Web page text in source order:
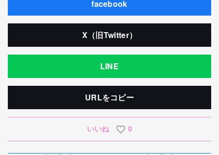
facebook
X（旧Twitter）
LINE
URLをコピー
いいね 0